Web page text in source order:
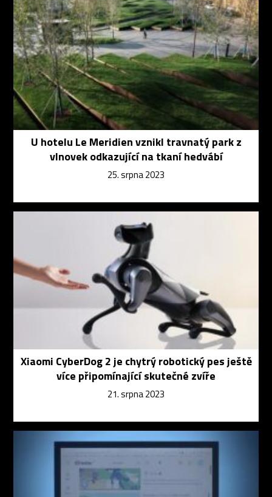
U hotelu Le Meridien vznikl travnatý park z
vlnovek odkazující na tkaní hedvábí
25. srpna 2023
Xiaomi CyberDog 2 je chytrý robotický pes ještě
více připomínající skutečné zvíře
21. srpna 2023